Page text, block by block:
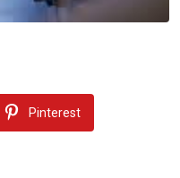
Pinterest